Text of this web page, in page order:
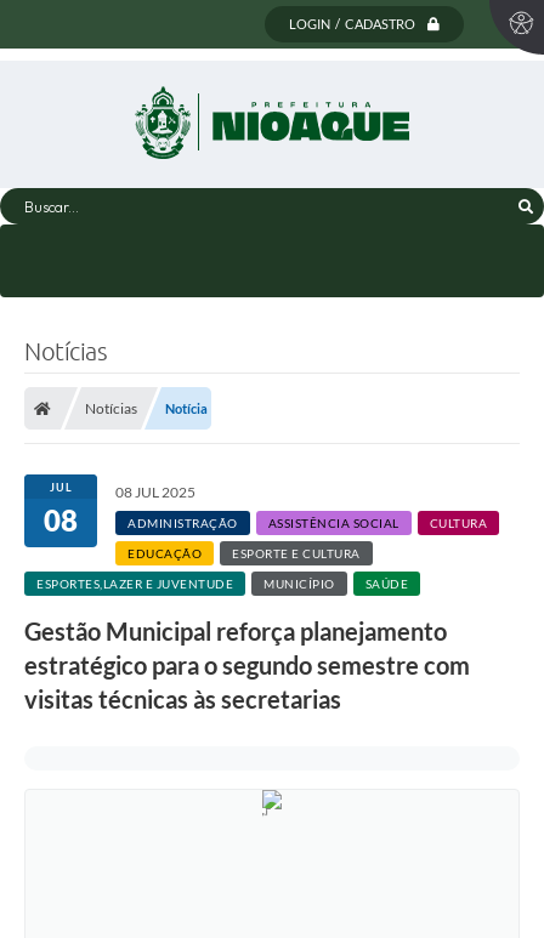
LOGIN / CADASTRO
Buscar...
Notícias
Notícias Notícia
JUL
08
08 JUL 2025
ADMINISTRAÇÃO ASSISTÊNCIA SOCIAL CULTURA
EDUCAÇÃO ESPORTE E CULTURA
ESPORTES,LAZER E JUVENTUDE MUNICÍPIO SAÚDE
Gestão Municipal reforça planejamento
estratégico para o segundo semestre com
visitas técnicas às secretarias